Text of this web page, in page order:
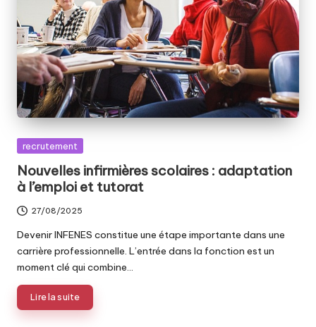
Posted
recrutement
Nouvelles infirmières scolaires : adaptation
à l’emploi et tutorat
27/08/2025
Devenir INFENES constitue une étape importante dans une
carrière professionnelle. L’entrée dans la fonction est un
moment clé qui combine…
Lire la suite